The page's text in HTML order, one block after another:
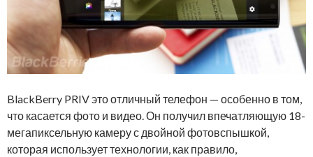
BlackBerry PRIV это отличный телефон — особенно в том,
что касается фото и видео. Он получил впечатляющую 18-
мегапиксельную камеру с двойной фотовспышкой,
которая использует технологии, как правило,